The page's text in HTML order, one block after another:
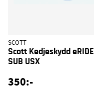
SCOTT
Scott Kedjeskydd eRIDE
SUB USX
350:-